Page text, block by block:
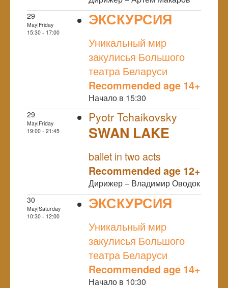
29
May|Friday
15:30 - 17:00
ЭКСКУРСИЯ
Уникальный мир
закулисья Большого
театра Беларуси
Recommended age 14+
Начало в 15:30
29
May|Friday
19:00 - 21:45
Pyotr Tchaikovsky
SWAN LAKE
ballet in two acts
Recommended age 12+
Дирижер – Владимир Оводок
30
May|Saturday
10:30 - 12:00
ЭКСКУРСИЯ
Уникальный мир
закулисья Большого
театра Беларуси
Recommended age 14+
Начало в 10:30